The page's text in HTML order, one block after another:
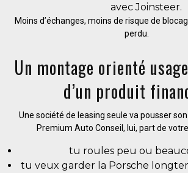
avec Joinsteer.
Moins d’échanges, moins de risque de
perdu.
Un montage orienté
d’un produit
Une société de leasing seule va pousser
Premium Auto Conseil, lui, part de votre
tu roules peu ou
tu veux garder la Porsche